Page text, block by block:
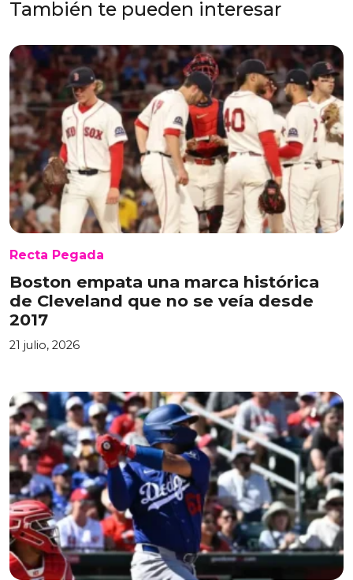
También te pueden interesar
Recta Pegada
Boston empata una marca histórica
de Cleveland que no se veía desde
2017
21 julio, 2026